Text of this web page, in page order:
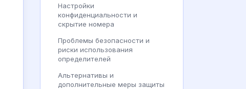
Настройки
конфиденциальности и
скрытие номера
Проблемы безопасности и
риски использования
определителей
Альтернативы и
дополнительные меры защиты